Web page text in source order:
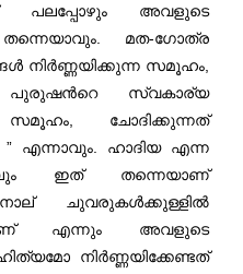
പലപ്പോഴും അവളുടെ
മത-ഗോത്ര
നിർണ്ണയിക്കുന്ന സമൂഹം,
പുരുഷന്‍റെ സ്വകാര്യ
ചോദിക്കുന്നത്
എന്നാവും. ഹാദിയ എന്ന
ഇത് തന്നെയാണ്
ചുവരുകൾക്കുള്ളിൽ
ആണ് എന്നും അവളുടെ
നിർണ്ണയിക്കേണ്ടത്